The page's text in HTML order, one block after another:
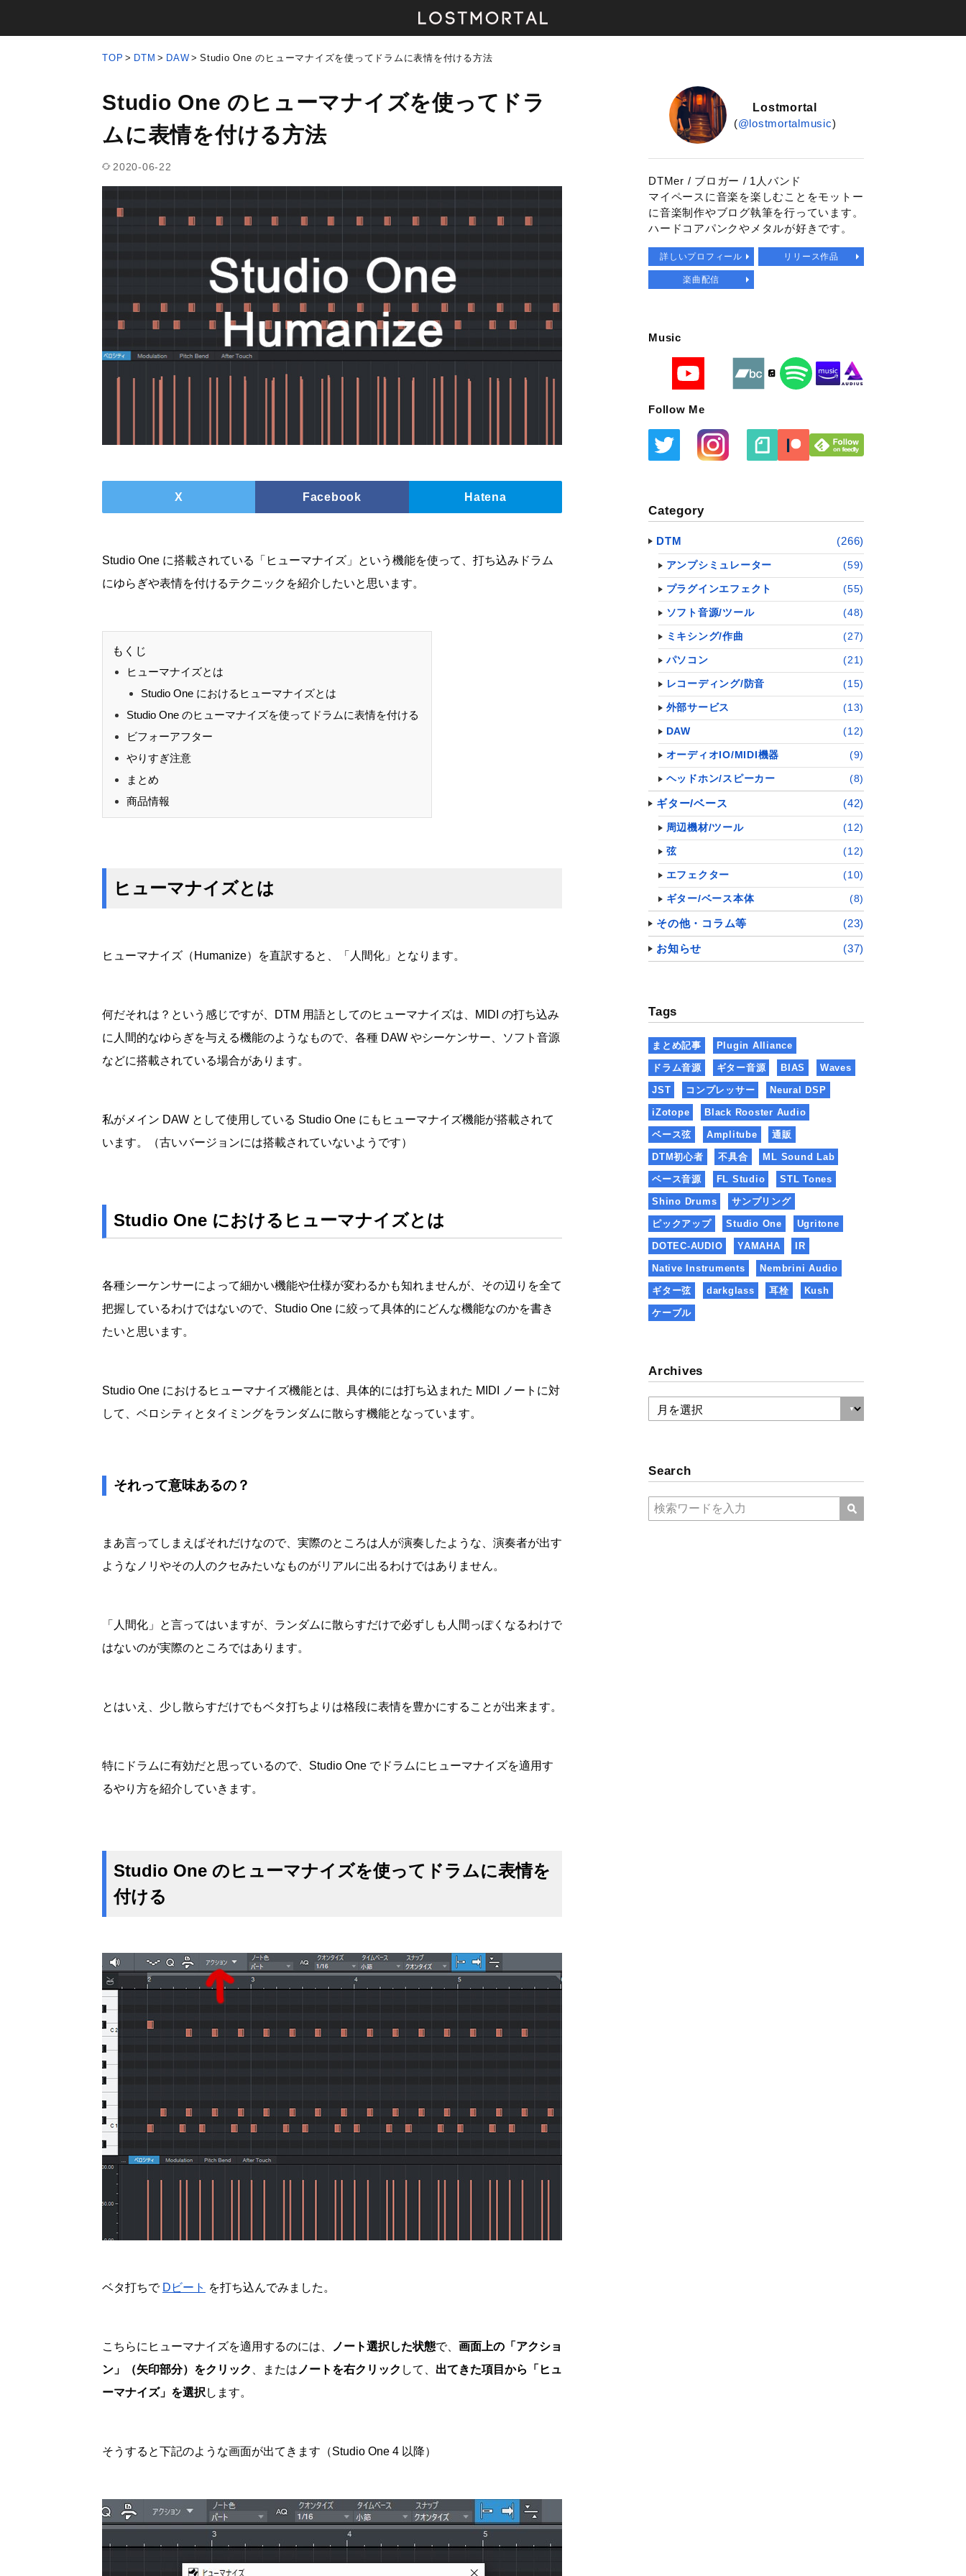
TOP DTM DAW Studio One のヒューマナイズを使ってドラムに表情を付ける方法
Studio One のヒューマナイズを使ってドラ
ムに表情を付ける方法
2020-06-22
X Facebook Hatena
Studio One に搭載されている「ヒューマナイズ」という機能を使って、打ち込みドラム
にゆらぎや表情を付けるテクニックを紹介したいと思います。
もくじ
ヒューマナイズとは
Studio One におけるヒューマナイズとは
Studio One のヒューマナイズを使ってドラムに表情を付ける
ビフォーアフター
やりすぎ注意
まとめ
商品情報
ヒューマナイズとは
ヒューマナイズ（Humanize）を直訳すると、「人間化」となります。
何だそれは？という感じですが、DTM 用語としてのヒューマナイズは、MIDI の打ち込み
に人間的なゆらぎを与える機能のようなもので、各種 DAW やシーケンサー、ソフト音源
などに搭載されている場合があります。
私がメイン DAW として使用している Studio One にもヒューマナイズ機能が搭載されて
います。（古いバージョンには搭載されていないようです）
Studio One におけるヒューマナイズとは
各種シーケンサーによって細かい機能や仕様が変わるかも知れませんが、その辺りを全て
把握しているわけではないので、Studio One に絞って具体的にどんな機能なのかを書き
たいと思います。
Studio One におけるヒューマナイズ機能とは、具体的には打ち込まれた MIDI ノートに対
して、ベロシティとタイミングをランダムに散らす機能となっています。
それって意味あるの？
まあ言ってしまえばそれだけなので、実際のところは人が演奏したような、演奏者が出す
ようなノリやその人のクセみたいなものがリアルに出るわけではありません。
「人間化」と言ってはいますが、ランダムに散らすだけで必ずしも人間っぽくなるわけで
はないのが実際のところではあります。
とはいえ、少し散らすだけでもベタ打ちよりは格段に表情を豊かにすることが出来ます。
特にドラムに有効だと思っているので、Studio One でドラムにヒューマナイズを適用す
るやり方を紹介していきます。
Studio One のヒューマナイズを使ってドラムに表情を
付ける
ベタ打ちで Dビート を打ち込んでみました。
こちらにヒューマナイズを適用するのには、 ノート選択した状態で、 画面上の「アクショ
ン」（矢印部分）をクリック
、または ノートを右クリック して、 出てきた項目から「ヒュ
ーマナイズ」を選択 します。
そうすると下記のような画面が出てきます（Studio One 4 以降）
Lostmortal
(@lostmortalmusic)
DTMer / ブロガー / 1人バンド
マイペースに音楽を楽しむことをモットー
に音楽制作やブログ執筆を行っています。
ハードコアパンクやメタルが好きです。
詳しいプロフィール リリース作品
楽曲配信
Music
Follow Me
Category
DTM (266)
アンプシミュレーター (59)
プラグインエフェクト (55)
ソフト音源/ツール (48)
ミキシング/作曲 (27)
パソコン (21)
レコーディング/防音 (15)
外部サービス (13)
DAW (12)
オーディオIO/MIDI機器 (9)
ヘッドホン/スピーカー (8)
ギター/ベース (42)
周辺機材/ツール (12)
弦 (12)
エフェクター (10)
ギター/ベース本体 (8)
その他・コラム等 (23)
お知らせ (37)
Tags
まとめ記事 Plugin Alliance
ドラム音源 ギター音源 BIAS Waves
JST コンプレッサー Neural DSP
iZotope Black Rooster Audio
ベース弦 Amplitube 通販
DTM初心者 不具合 ML Sound Lab
ベース音源 FL Studio STL Tones
Shino Drums サンプリング
ピックアップ Studio One Ugritone
DOTEC-AUDIO YAMAHA IR
Native Instruments Nembrini Audio
ギター弦 darkglass 耳栓 Kush
ケーブル
Archives
Search